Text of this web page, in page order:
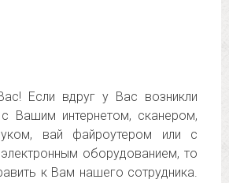
Если вдруг у Вас возникли
с Вашим интернетом, сканером,
вай файроутером или с
оборудованием, то
к Вам нашего сотрудника.